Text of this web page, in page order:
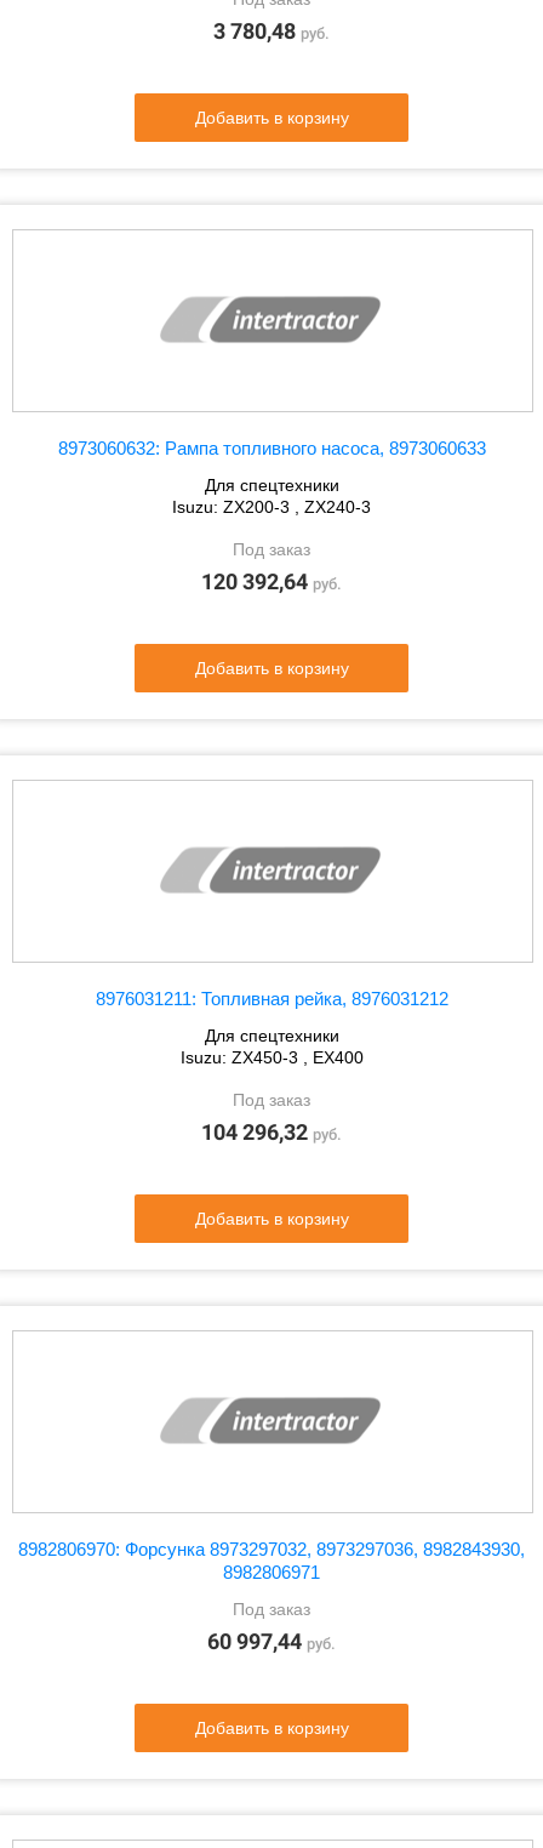
3 780,48 руб.
Добавить в корзину
8973060632: Рампа топливного насоса, 8973060633
Для спецтехники
Isuzu: ZX200-3 , ZX240-3
Под заказ
120 392,64 руб.
Добавить в корзину
8976031211: Топливная рейка, 8976031212
Для спецтехники
Isuzu: ZX450-3 , EX400
Под заказ
104 296,32 руб.
Добавить в корзину
8982806970: Форсунка 8973297032, 8973297036, 8982843930,
8982806971
Под заказ
60 997,44 руб.
Добавить в корзину